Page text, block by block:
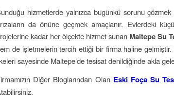
hizmetlerde yalnızca bugünkü sorunu
da önüne geçmek amaçlanır. Evlerdeki
kadar her ölçekte hizmet sunan Maltepe Su
de işletmelerin tercih ettiği bir firma haline gelmiştir.
sayesinde Maltepe’de tesisat denildiğinde akla
Diğer Bloglarından Olan Eski Foça Su